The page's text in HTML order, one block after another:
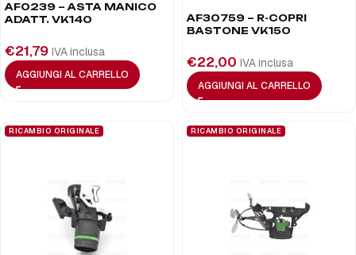
AF0239 – ASTA MANICO
ADATT. VK140
€21,79 IVA inclusa
AGGIUNGI AL CARRELLO
AF30759 – R-COPRI
BASTONE VK150
€22,00 IVA inclusa
AGGIUNGI AL CARRELLO
RICAMBIO ORIGINALE RICAMBIO ORIGINALE